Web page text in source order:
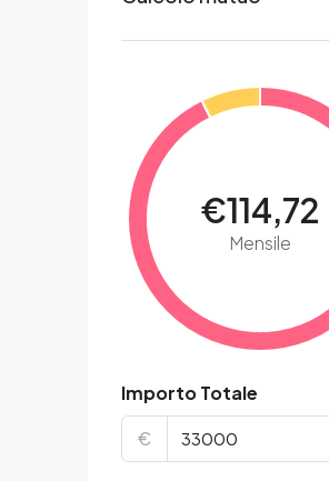
€114,72
Mensile
Importo Totale
€